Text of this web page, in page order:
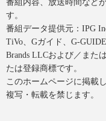
番組内容、放送時間など
す。
番組データ提供元：IPG
TiVo、Gガイド、G-
Brands LLCおよび／また
たは登録商標です。
このホームページに掲載
複写・転載を禁じます。